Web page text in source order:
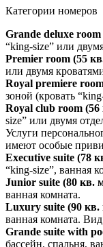
Категории номеров
Grande deluxe room
“king-size” или
Premier room (55
или двумя
Royal premiere ro
зоной (кровать
Royal club room (56
size” или двумя
Услуги
имеют особые
Executive suite (78
“king-size”, ванная
Junior suite (80 кв.
ванная комната.
Luxury suite (90 кв.
ванная комната. Вид
Grande suite with po
бассейн, спальня,